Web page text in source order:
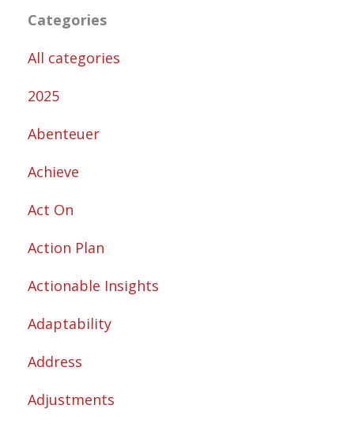
Categories
All categories
2025
Abenteuer
Achieve
Act On
Action Plan
Actionable Insights
Adaptability
Address
Adjustments